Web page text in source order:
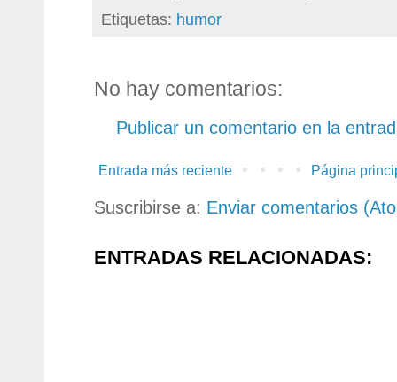
Etiquetas: humor
No hay comentarios:
Publicar un comentario en la
Entrada más reciente Página
Suscribirse a: Enviar comentarios
ENTRADAS RELACIONADAS: